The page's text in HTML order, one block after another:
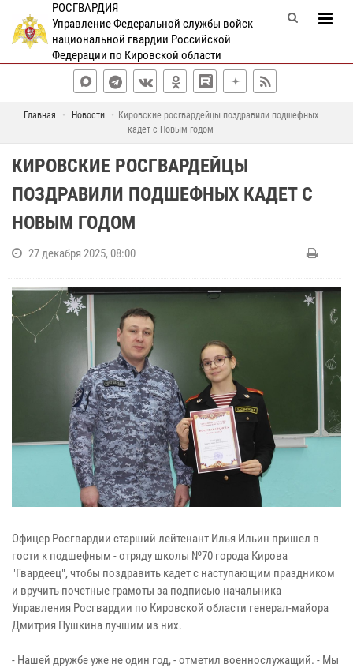
РОСГВАРДИЯ
Управление Федеральной службы войск
национальной гвардии Российской
Федерации по Кировской области
Главная Новости
Кировские росгвардейцы поздравили подшефных
кадет с Новым годом
КИРОВСКИЕ РОСГВАРДЕЙЦЫ
ПОЗДРАВИЛИ ПОДШЕФНЫХ КАДЕТ С
НОВЫМ ГОДОМ
27 декабря 2025, 08:00
Офицер Росгвардии старший лейтенант Илья Ильин пришел в
гости к подшефным - отряду школы №70 города Кирова
"Гвардеец", чтобы поздравить кадет с наступающим праздником
и вручить почетные грамоты за подписью начальника
Управления Росгвардии по Кировской области генерал-майора
Дмитрия Пушкина лучшим из них.
- Нашей дружбе уже не один год, - отметил военнослужащий. - Мы